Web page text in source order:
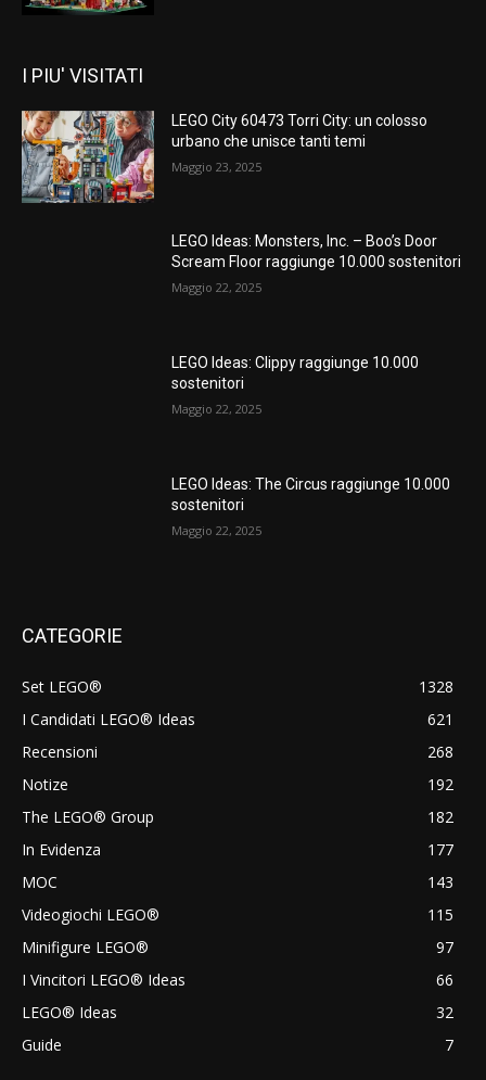
I PIU' VISITATI
LEGO City 60473 Torri City: un colosso
urbano che unisce tanti temi
Maggio 23, 2025
LEGO Ideas: Monsters, Inc. – Boo’s Door
Scream Floor raggiunge 10.000 sostenitori
Maggio 22, 2025
LEGO Ideas: Clippy raggiunge 10.000
sostenitori
Maggio 22, 2025
LEGO Ideas: The Circus raggiunge 10.000
sostenitori
Maggio 22, 2025
CATEGORIE
Set LEGO®
1328
I Candidati LEGO® Ideas
621
Recensioni
268
Notize
192
The LEGO® Group
182
In Evidenza
177
MOC
143
Videogiochi LEGO®
115
Minifigure LEGO®
97
I Vincitori LEGO® Ideas
66
LEGO® Ideas
32
Guide
7